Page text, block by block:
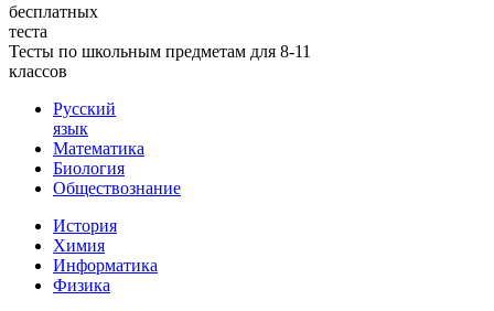
бесплатных
теста
Тесты по школьным предметам для 8-11
классов
Русский
язык
Математика
Биология
Обществознание
История
Химия
Информатика
Физика